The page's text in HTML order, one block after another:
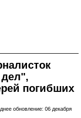
погибших
обновление: 06 декабря